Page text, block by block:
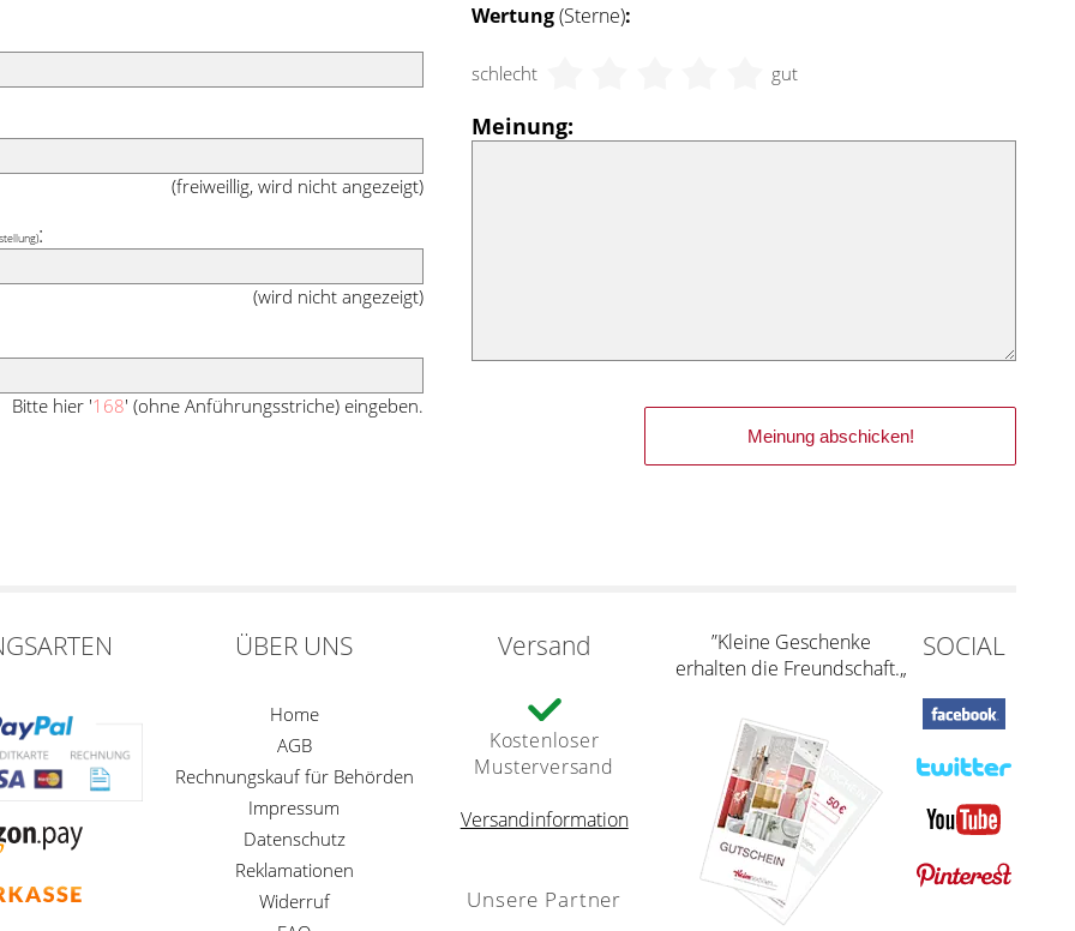
(freiweillig, wird nicht angezeigt)
:
(wird nicht angezeigt)
Bitte hier '168' (ohne Anführungsstriche) eingeben.
Wertung(Sterne):
schlecht gut
Meinung:
ÜBER UNS
Home
AGB
Rechnungskauf für Behörden
Impressum
Datenschutz
Reklamationen
Widerruf
Versand
Kostenloser
Musterversand
Versandinformation
Unsere Partner
”Kleine Geschenke
erhalten die Freundschaft.„
SOCIAL